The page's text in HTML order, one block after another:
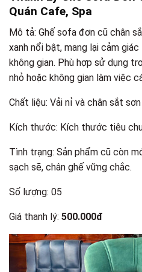
Quán Cafe, Spa
Mô tả: Ghế sofa đơn cũ chân
xanh nổi bật, mang lại cảm
không gian. Phù hợp sử dụng
nhỏ hoặc không gian làm việc
Chất liệu: Vải nỉ và chân sắt
Kích thước: Kích thước tiêu
Tình trạng: Sản phẩm cũ còn
sạch sẽ, chân ghế vững chắc.
Số lượng: 05
Giá thanh lý: 500.000đ